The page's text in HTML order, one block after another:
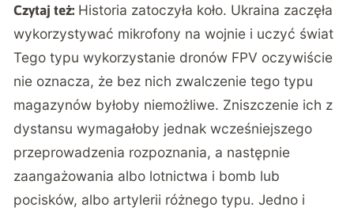
Czytaj też: Historia zatoczyła koło. Ukraina zaczęła
wykorzystywać mikrofony na wojnie i uczyć świat
Tego typu wykorzystanie dronów FPV oczywiście
nie oznacza, że bez nich zwalczenie tego typu
magazynów byłoby niemożliwe. Zniszczenie ich z
dystansu wymagałoby jednak wcześniejszego
przeprowadzenia rozpoznania, a następnie
zaangażowania albo lotnictwa i bomb lub
pocisków, albo artylerii różnego typu. Jedno i